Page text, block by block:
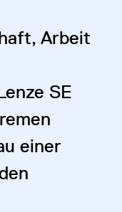
Arbeit
SE
einer